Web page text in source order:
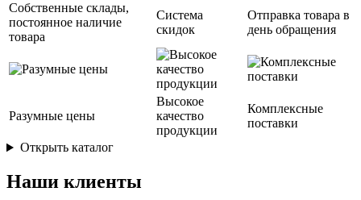
Собственные склады,
постоянное наличие
товара
Система
скидок
Отправка товара в
день обращения
Разумные цены
Высокое
качество
продукции
Комплексные
поставки
Открыть каталог
Наши клиенты